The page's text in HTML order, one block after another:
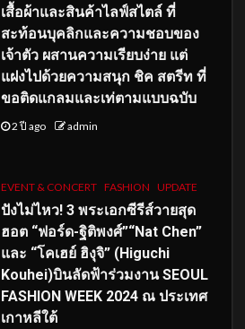
เสื้อผ้าและสินค้าไลฟ์สไตล์ ที่
สะท้อนบุคลิกและความชอบของ
เจ้าตัว ผสานความเรียบง่าย แต่
แฝงไปด้วยความสนุก ชิค สตรีท ที่
ขอติดแกลมและเท่ตามแบบฉบับ
2 ปี ago admin
EVENT & CONCERT FASHION UPDATE
ปังไม่ไหว! 3 พระเอกซีรีส์วายสุด
ฮอต “ฟอร์ด-ฐิติพงศ์”“Nat Chen”
และ “โคเฮย์ ฮิงุจิ” (Higuchi
Kouhei)บินลัดฟ้าร่วมงาน SEOUL
FASHION WEEK 2024 ณ ประเทศ
เกาหลีใต้